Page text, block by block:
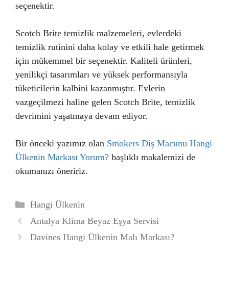
seçenektir.
Scotch Brite temizlik malzemeleri, evlerdeki
temizlik rutinini daha kolay ve etkili hale getirmek
için mükemmel bir seçenektir. Kaliteli ürünleri,
yenilikçi tasarımları ve yüksek performansıyla
tüketicilerin kalbini kazanmıştır. Evlerin
vazgeçilmezi haline gelen Scotch Brite, temizlik
devrimini yaşatmaya devam ediyor.
Bir önceki yazımız olan Smokers Diş Macunu Hangi
Ülkenin Markası Yorum? başlıklı makalemizi de
okumanızı öneririz.
Kategoriler
Hangi Ülkenin
Antalya Klima Beyaz Eşya Servisi
Davines Hangi Ülkenin Malı Markası?